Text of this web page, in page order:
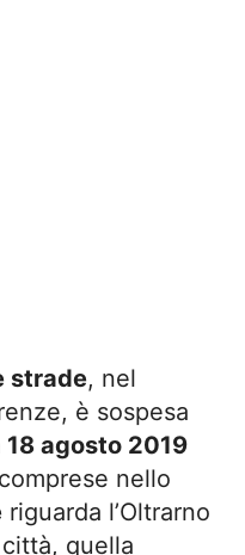
strade, nel
è sospesa
agosto 2019
nello
riguarda l’Oltrarno
quella